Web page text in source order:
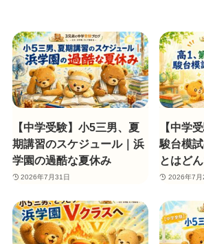
【中学受験】小5三男、夏
期講習のスケジュール｜浜
学園の過酷な夏休み
2026年7月31日
【中学
駿台模
とはど
2026年7月